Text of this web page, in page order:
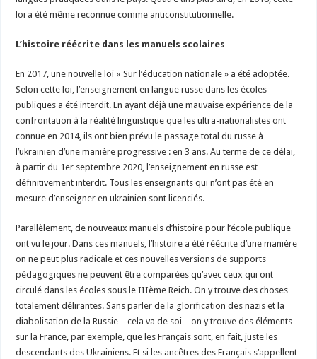
loi a été même reconnue comme anticonstitutionnelle.
L’histoire réécrite dans les manuels scolaires
En 2017, une nouvelle loi « Sur l’éducation nationale » a été adoptée.
Selon cette loi, l’enseignement en langue russe dans les écoles
publiques a été interdit. En ayant déjà une mauvaise expérience de la
confrontation à la réalité linguistique que les ultra-nationalistes ont
connue en 2014, ils ont bien prévu le passage total du russe à
l’ukrainien d’une manière progressive : en 3 ans. Au terme de ce délai,
à partir du 1er septembre 2020, l’enseignement en russe est
définitivement interdit. Tous les enseignants qui n’ont pas été en
mesure d’enseigner en ukrainien sont licenciés.
Parallèlement, de nouveaux manuels d’histoire pour l’école publique
ont vu le jour. Dans ces manuels, l’histoire a été réécrite d’une manière
on ne peut plus radicale et ces nouvelles versions de supports
pédagogiques ne peuvent être comparées qu’avec ceux qui ont
circulé dans les écoles sous le IIIème Reich. On y trouve des choses
totalement délirantes. Sans parler de la glorification des nazis et la
diabolisation de la Russie – cela va de soi – on y trouve des éléments
sur la France, par exemple, que les Français sont, en fait, juste les
descendants des Ukrainiens. Et si les ancêtres des Français s’appellent